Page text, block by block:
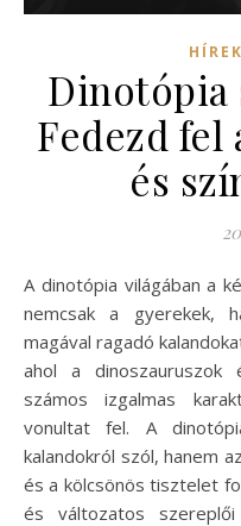
HÍREK
Dinotópia
Fedezd fel
és
A dinotópia világában a képzelet határtalan, és a történet
nemcsak a gyerekek,
magával ragadó
ahol a
számos izgalmas
vonultat fel. A
kalandokról szól, hanem
és a kölcsönös tisztelet
és változatos